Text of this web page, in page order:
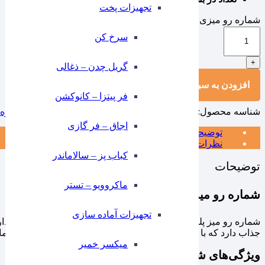
تجهیزات پخت
سرخ کن
گریل چدن – ذغالی
فر پیتزا – کانوکشن
⁠اجاق – فر گازی
کباب پز – سالاماندر
ماکروویو – تستر
تجهیزات آماده سازی
میکسر خمیر
شماره رو میزی 11 تا 15 ایلا عدد
+
افزودن به سبد خرید
شناسه محصول: رزرو و
توضیحات
نظرات (0)
توضیحات
شماره رو میزی 11 تا 15
شماره رو میز پلکسی یک انتخاب حرفه‌ای و کاربردی برای
جذاب دارد که با هر نوع دکوراسیونی هماهنگ می‌شود. استفاده
ویژگی‌های شماره میز پلکسی